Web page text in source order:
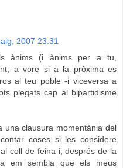
2007 23:31
ànims (i ànims per a tu,
a vore si a la pròxima es
al teu poble -i viceversa a
plegats cap al bipartidisme
una clausura momentània del
coses si les considere
coll de feina i, després de la
em sembla que els meus